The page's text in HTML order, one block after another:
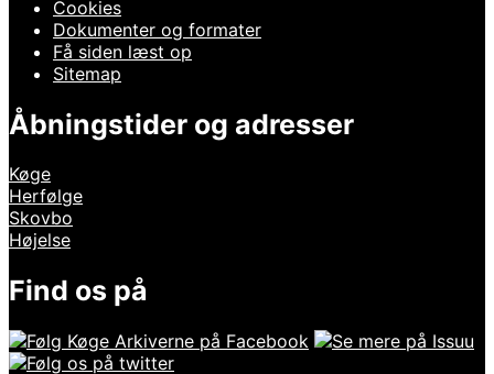
Cookies
Dokumenter og formater
Få siden læst op
Sitemap
Åbningstider og adresser
Køge
Herfølge
Skovbo
Højelse
Find os på